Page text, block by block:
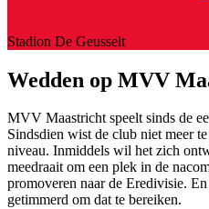
Stadion De Geusselt
Wedden op MVV
MVV Maastricht speelt sinds de
Sindsdien wist de club niet meer
niveau. Inmiddels wil het zich
meedraait om een plek in de
promoveren naar de Eredivisie.
getimmerd om dat te bereiken.